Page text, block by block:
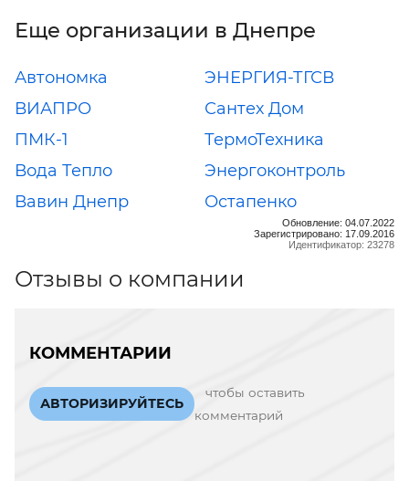
Еще организации в Днепре
Автономка
ЭНЕРГИЯ-ТГСВ
ВИАПРО
Сантех Дом
ПМК-1
ТермоТехника
Вода Тепло
Энергоконтроль
Вавин Днепр
Остапенко
Обновление: 04.07.2022
Зарегистрировано: 17.09.2016
Идентификатор: 23278
Отзывы о компании
КОММЕНТАРИИ
АВТОРИЗИРУЙТЕСЬ
чтобы оставить
комментарий